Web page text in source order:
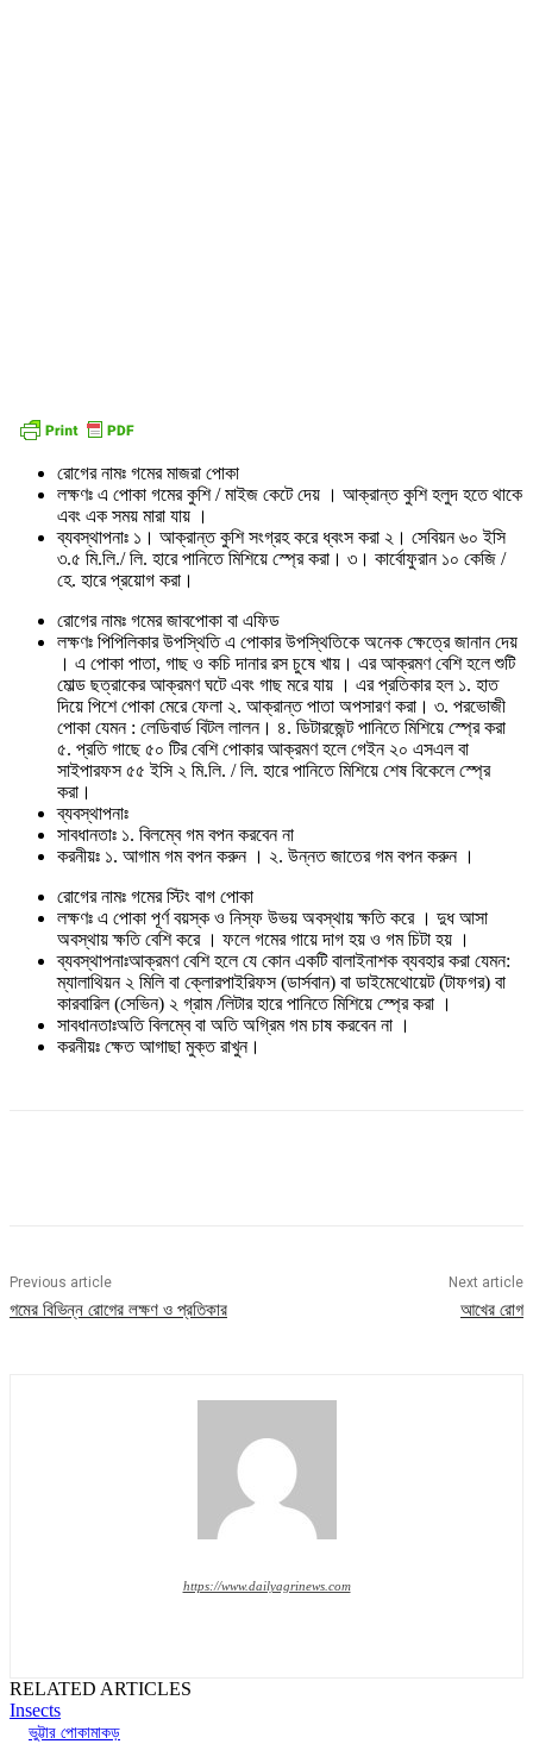
রোগের নামঃ গমের মাজরা পোকা
লক্ষণঃ এ পোকা গমের কুশি / মাইজ কেটে দেয় । আক্রান্ত কুশি হলুদ হতে থাকে
এবং এক সময় মারা যায় ।
ব্যবস্থাপনাঃ ১। আক্রান্ত কুশি সংগ্রহ করে ধ্বংস করা ২। সেবিয়ন ৬০ ইসি
৩.৫ মি.লি./ লি. হারে পানিতে মিশিয়ে স্প্রে করা। ৩। কার্বোফুরান ১০ কেজি /
হে. হারে প্রয়োগ করা।
রোগের নামঃ গমের জাবপোকা বা এফিড
লক্ষণঃ পিপিলিকার উপস্থিতি এ পোকার উপস্থিতিকে অনেক ক্ষেত্রে জানান দেয়
। এ পোকা পাতা, গাছ ও কচি দানার রস চুষে খায়। এর আক্রমণ বেশি হলে শুটি
মোল্ড ছত্রাকের আক্রমণ ঘটে এবং গাছ মরে যায় । এর প্রতিকার হল ১. হাত
দিয়ে পিশে পোকা মেরে ফেলা ২. আক্রান্ত পাতা অপসারণ করা। ৩. পরভোজী
পোকা যেমন : লেডিবার্ড বিটল লালন। ৪. ডিটারজেন্ট পানিতে মিশিয়ে স্প্রে করা
৫. প্রতি গাছে ৫০ টির বেশি পোকার আক্রমণ হলে গেইন ২০ এসএল বা
সাইপারফস ৫৫ ইসি ২ মি.লি. / লি. হারে পানিতে মিশিয়ে শেষ বিকেলে স্প্রে
করা।
ব্যবস্থাপনাঃ
সাবধানতাঃ ১. বিলম্বে গম বপন করবেন না
করনীয়ঃ ১. আগাম গম বপন করুন । ২. উন্নত জাতের গম বপন করুন ।
রোগের নামঃ গমের স্টিং বাগ পোকা
লক্ষণঃ এ পোকা পূর্ণ বয়স্ক ও নিস্ফ উভয় অবস্থায় ক্ষতি করে । দুধ আসা
অবস্থায় ক্ষতি বেশি করে । ফলে গমের গায়ে দাগ হয় ও গম চিটা হয় ।
ব্যবস্থাপনাঃআক্রমণ বেশি হলে যে কোন একটি বালাইনাশক ব্যবহার করা যেমন:
ম্যালাথিয়ন ২ মিলি বা ক্লোরপাইরিফস (ডার্সবান) বা ডাইমেথোয়েট (টাফগর) বা
কারবারিল (সেভিন) ২ গ্রাম /লিটার হারে পানিতে মিশিয়ে স্প্রে করা ।
সাবধানতাঃঅতি বিলম্বে বা অতি অগ্রিম গম চাষ করবেন না ।
করনীয়ঃ ক্ষেত আগাছা মুক্ত রাখুন।
Previous article
গমের বিভিন্ন রোগের লক্ষণ ও প্রতিকার
Next article
আখের রোগ
https://www.dailyagrinews.com
RELATED ARTICLES
Insects
ভুট্টার পোকামাকড়